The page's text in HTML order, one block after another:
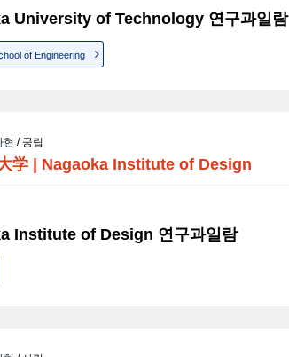
University of Technology 연구과일람
of Engineering
현 / 공립
学 Nagaoka Institute of Design
Institute of Design 연구과일람